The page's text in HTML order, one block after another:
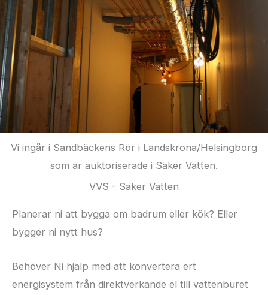
Vi ingår i Sandbäckens Rör i Landskrona/Helsingborg
som är auktoriserade i Säker Vatten.
VVS - Säker Vatten
Planerar ni att bygga om badrum eller kök? Eller
bygger ni nytt hus?
Behöver Ni hjälp med att konvertera ert
energisystem från direktverkande el till vattenburet